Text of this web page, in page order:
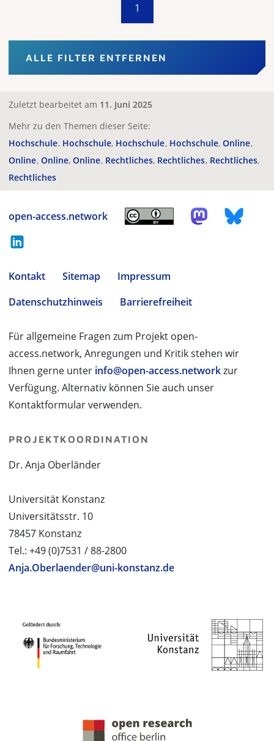
1
ALLE FILTER ENTFERNEN
Zuletzt bearbeitet am 11. Juni 2025
Mehr zu den Themen dieser Seite:
Hochschule Hochschule Hochschule Hochschule Online
Online Online Online Rechtliches Rechtliches Rechtliches
Rechtliches
open-access.network
Kontakt Sitemap
Impressum
Datenschutzhinweis
Barrierefreiheit
Für allgemeine Fragen zum Projekt open-
access.network, Anregungen und Kritik stehen wir
Ihnen gerne unter info@open-access.networkzur
Verfügung. Alternativ können Sie auch unser
Kontaktformular verwenden.
PROJEKTKOORDINATION
Dr. Anja Oberländer
Universität Konstanz
Universitätsstr. 10
78457 Konstanz
Tel.: +49 (0)7531 / 88-2800
Anja.Oberlaender@uni-konstanz.de